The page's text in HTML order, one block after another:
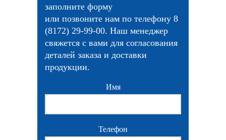
заполните форму
или позвоните нам по телефону 8
(8172) 29-99-00. Наш менеджер
свяжется с вами для согласования
деталей заказа и доставки
продукции.
Имя
Телефон